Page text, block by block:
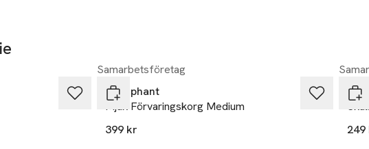
50 000 rubbings
maskintvätt 30º c.
i Sverige av Camilla Lundsten för Littlephant
Samarbetsföretag
Littlephant
Mjuk Förvaringskorg Medium
399 kr
249